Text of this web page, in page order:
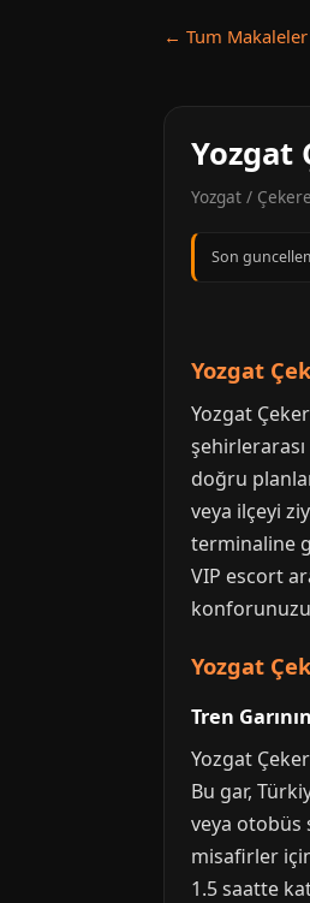
← Tum Makaleler
Yozgat
Yozgat /
Son
Yozgat
Yozgat
doğru
veya ilçeyi
terminaline
VIP escort
konforunuzu
Yozgat
Tren
Yozgat
Bu gar,
veya otobüs
misafirler
1.5 saatte